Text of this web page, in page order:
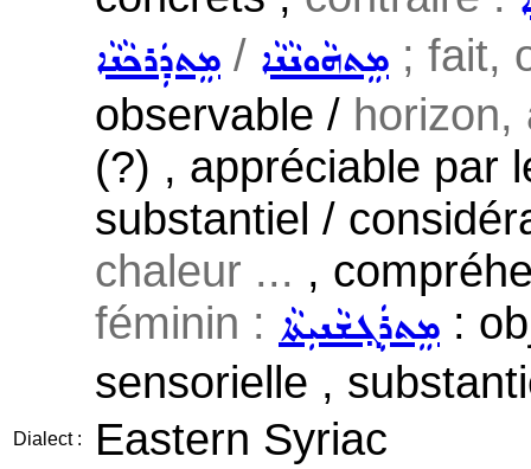
ܡܸܬܕܲܪܟܵܢܵܐ / ܡܸܬܗܵܘܢܵܢܵܐ ; fait,
observable / horizon,
(?) , appréciable par
substantiel /
chaleur ... ,
féminin : ܡܸܬܪܲܓ݂ܫܵܢܝܼܬܵܐ :
sensorielle ,
Dialect : Eastern Syriac